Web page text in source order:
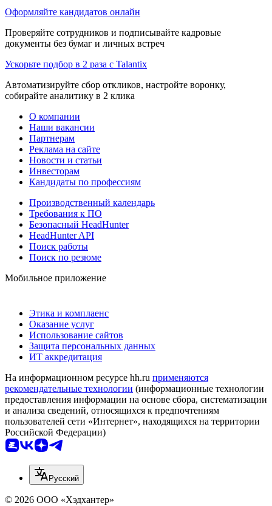
Оформляйте кандидатов онлайн
Проверяйте сотрудников и подписывайте кадровые
документы без бумаг и личных встреч
Ускорьте подбор в 2 раза с Talantix
Автоматизируйте сбор откликов, настройте воронку,
собирайте аналитику в 2 клика
О компании
Наши вакансии
Партнерам
Реклама на сайте
Новости и статьи
Инвесторам
Кандидаты по профессиям
Производственный календарь
Требования к ПО
Безопасный HeadHunter
HeadHunter API
Поиск работы
Поиск по резюме
Мобильное приложение
Этика и комплаенс
Оказание услуг
Использование сайтов
Защита персональных данных
ИТ аккредитация
На информационном ресурсе hh.ru применяются
рекомендательные технологии (информационные технологии
предоставления информации на основе сбора, систематизации
и анализа сведений, относящихся к предпочтениям
пользователей сети «Интернет», находящихся на территории
Российской Федерации)
Русский
© 2026 ООО «Хэдхантер»